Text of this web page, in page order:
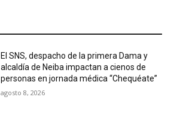
El SNS, despacho de la primera Dama y
alcaldía de Neiba impactan a cienos de
personas en jornada médica “Chequéate”
agosto 8, 2026